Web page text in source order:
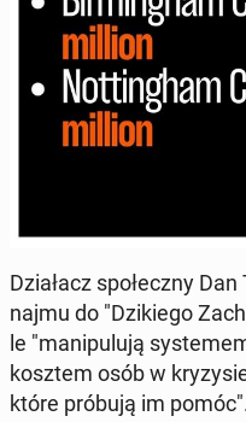
Dzia­łacz spo­łecz­ny
najmu do "Dzi­kie­go
le "ma­ni­pu­lu­ją
kosztem osób w
które próbują im